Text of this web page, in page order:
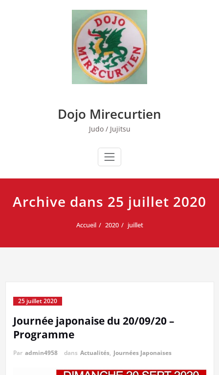
Dojo Mirecurtien
Judo / Jujitsu
Archive dans 25 juillet 2020
Accueil 2020 juillet
25 juillet 2020
Journée japonaise du 20/09/20 –
Programme
Par admin4958 dans Actualités, Journées Japonaises